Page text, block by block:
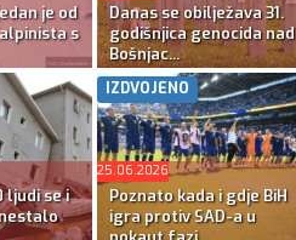
je od
s
Danas se obilježava 31.
godišnjica genocida nad
Bošnjac...
ljudi se i
IZDVOJENO
25.06.2026
Poznato kada i gdje BiH
igra protiv SAD-a u